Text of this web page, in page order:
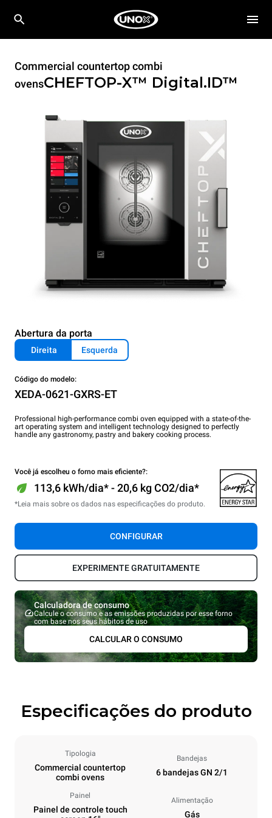
Commercial countertop combi
ovensCHEFTOP-X™ Digital.ID™
Abertura da porta
Direita Esquerda
Código do modelo:
XEDA-0621-GXRS-ET
Professional high-performance combi oven equipped with a state-of-the-
art operating system and intelligent technology designed to perfectly
handle any gastronomy, pastry and bakery cooking process.
Você já escolheu o forno mais eficiente?:
113,6 kWh/dia* - 20,6 kg CO2/dia*
*Leia mais sobre os dados nas especificações do produto.
CONFIGURAR
EXPERIMENTE GRATUITAMENTE
Calculadora de consumo
Calcule o consumo e as emissões produzidas por esse forno
com base nos seus hábitos de uso
CALCULAR O CONSUMO
Especificações do produto
Tipologia
Commercial countertop
combi ovens
Bandejas
6 bandejas GN 2/1
Painel
Painel de controle touch
Alimentação
Gás